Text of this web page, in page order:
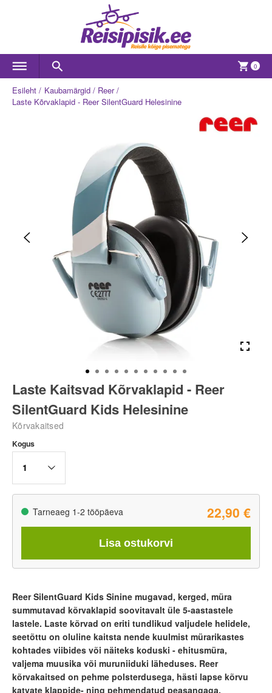
0
Esileht Kaubamärgid
Reer
Laste Kõrvaklapid - Reer SilentGuard Helesinine
Laste Kaitsvad Kõrvaklapid - Reer
SilentGuard Kids Helesinine
Kõrvakaitsed
Kogus
1
Tarneaeg 1-2 tööpäeva 22,90 €
Lisa ostukorvi
Reer SilentGuard Kids Sinine mugavad, kerged, müra
summutavad kõrvaklapid soovitavalt üle 5-aastastele
lastele. Laste kõrvad on eriti tundlikud valjudele helidele,
seetõttu on oluline kaitsta nende kuulmist mürarikastes
kohtades viibides või näiteks koduski - ehitusmüra,
valjema muusika või muruniiduki läheduses. Reer
kõrvakaitsed on pehme polsterdusega, hästi lapse kõrvu
katvate klappide- ning pehmendatud peasangaga.